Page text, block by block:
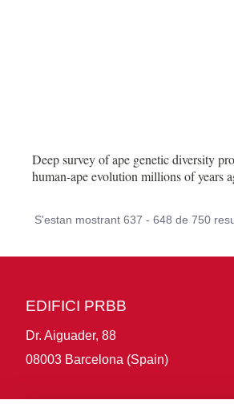
Deep survey of ape genetic diversity
human-ape evolution millions of years
S'estan mostrant 637 - 648 de 750
EDIFICI PRBB
Dr. Aiguader, 88
08003 Barcelona (Spain)